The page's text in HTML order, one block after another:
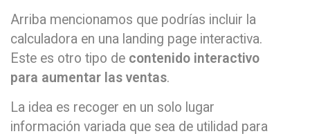
Arriba mencionamos que podrías incluir la
calculadora en una landing page interactiva.
Este es otro tipo de contenido interactivo
para aumentar las ventas.
La idea es recoger en un solo lugar
información variada que sea de utilidad para